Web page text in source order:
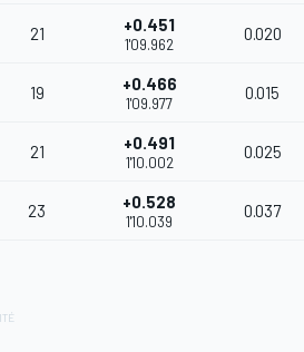
21 +0.451
1'09.962
0.020
19 +0.466
1'09.977
0.015
21 +0.491
1'10.002
0.025
23 +0.528
1'10.039
0.037